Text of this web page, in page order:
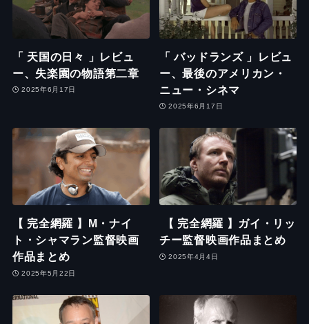
「 天国の日々 」レビュ
ー、失楽園の物語第二章
2025年6月17日
「 バッドランズ 」レビュ
ー、最後のアメリカン・
ニュー・シネマ
2025年6月17日
【 完全網羅 】M・ナイ
ト・シャマラン監督映画
作品まとめ
2025年5月22日
【 完全網羅 】ガイ・リッ
チー監督映画作品まとめ
2025年4月4日